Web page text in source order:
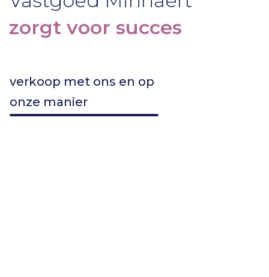
zorgt voor succes
verkoop met ons en op
onze manier